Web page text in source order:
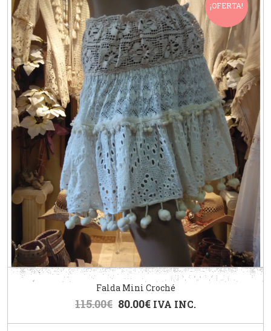
¡OFERTA!
Falda Mini Croché
115.00€ 80.00€ IVA INC.